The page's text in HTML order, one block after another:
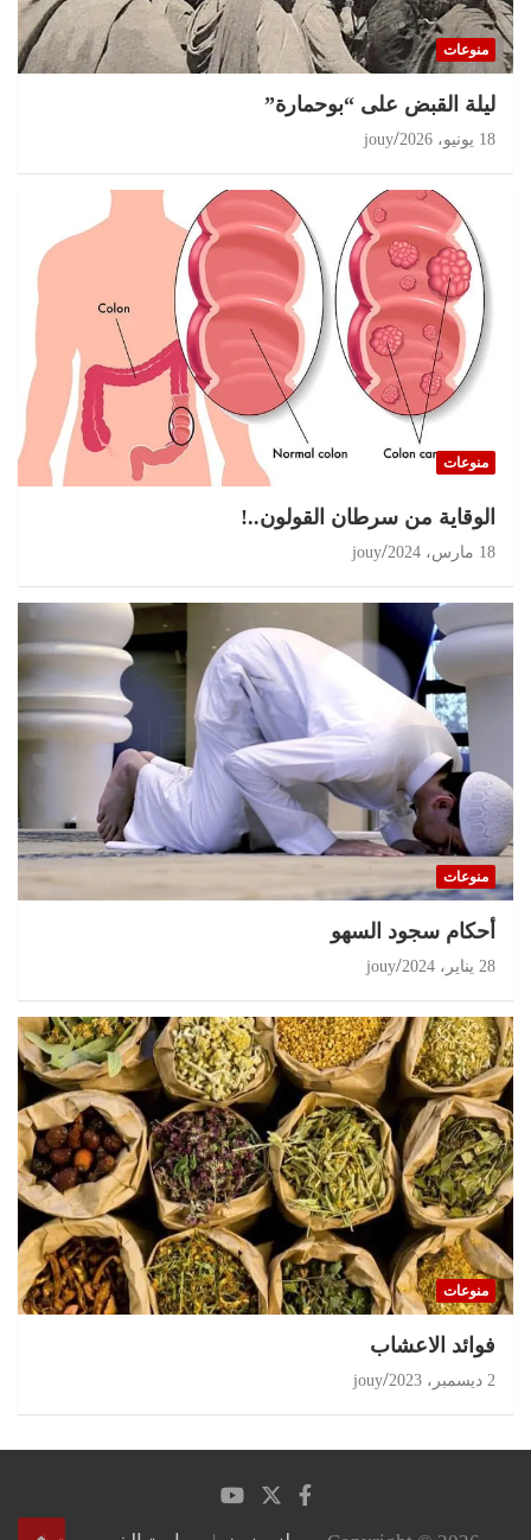
منوعات
ليلة القبض على “بوحمارة”
18 يونيو، 2026 jouy
منوعات
الوقاية من سرطان القولون..!
18 مارس، 2024 jouy
منوعات
أحكام سجود السهو
28 يناير، 2024 jouy
منوعات
‏فوائد الاعشاب
2 ديسمبر، 2023 jouy